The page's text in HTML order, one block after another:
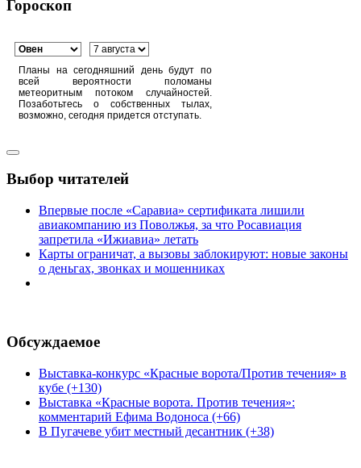
Гороскоп
Планы на сегодняшний день будут по
всей вероятности поломаны
метеоритным потоком случайностей.
Позаботьтесь о собственных тылах,
возможно, сегодня придется отступать.
Выбор читателей
Впервые после «Саравиа» сертификата лишили
авиакомпанию из Поволжья, за что Росавиация
запретила «Ижиавиа» летать
Карты ограничат, а вызовы заблокируют: новые законы
о деньгах, звонках и мошенниках
Обсуждаемое
Выставка-конкурс «Красные ворота/Против течения» в
кубе (+130)
Выставка «Красные ворота. Против течения»:
комментарий Ефима Водоноса (+66)
В Пугачеве убит местный десантник (+38)